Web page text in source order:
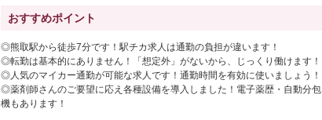
おすすめポイント
◎熊取駅から徒歩7分です！駅チカ求人は通勤の負担が違います！
◎転勤は基本的にありません！「想定外」がないから、じっくり働けます！
◎人気のマイカー通勤が可能な求人です！通勤時間を有効に使いましょう！
◎薬剤師さんのご要望に応え各種設備を導入しました！電子薬歴・自動分包
機もあります！